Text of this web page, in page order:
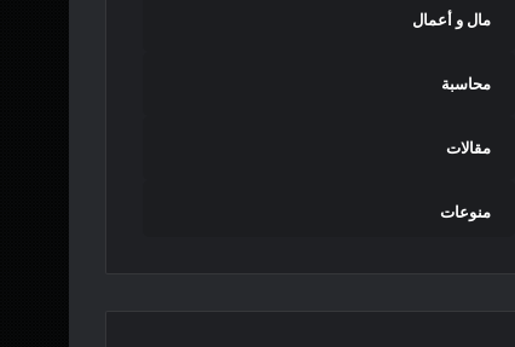
مال و أعمال
محاسبة
مقالات
منوعات